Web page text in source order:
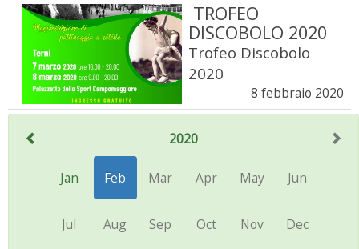
TROFEO
DISCOBOLO 2020
Trofeo Discobolo
2020
8 febbraio 2020
2020
Jan Feb Mar Apr May Jun
Jul Aug Sep Oct Nov Dec